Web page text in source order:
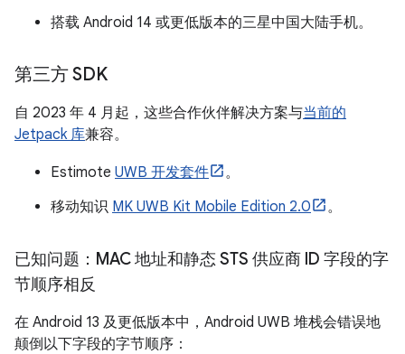
搭载 Android 14 或更低版本的三星中国大陆手机。
第三方 SDK
自 2023 年 4 月起，这些合作伙伴解决方案与当前的
Jetpack 库兼容。
Estimote UWB 开发套件
。
移动知识 MK UWB Kit Mobile Edition 2.0 。
已知问题：MAC 地址和静态 STS 供应商 ID 字段的字
节顺序相反
在 Android 13 及更低版本中，Android UWB 堆栈会错误地
颠倒以下字段的字节顺序：